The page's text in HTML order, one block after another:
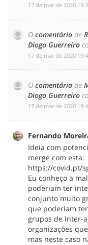
‎17 de mar de 2020
O comentário de
Diogo Guerreiro
‎17 de mar de 2020
O comentário de
Diogo Guerreiro
‎17 de mar de 2020
Fernando
Ideia com
merge com esta:
https://covid.pt/
Eu conheço a
poderiam ter
conjunto muito
que poderiam
grupos de inter-
organizações
mas neste caso